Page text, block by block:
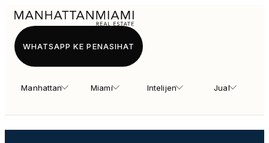
Manhattan Miami Intelijen Jual
WHATSAPP KE PENASIHAT